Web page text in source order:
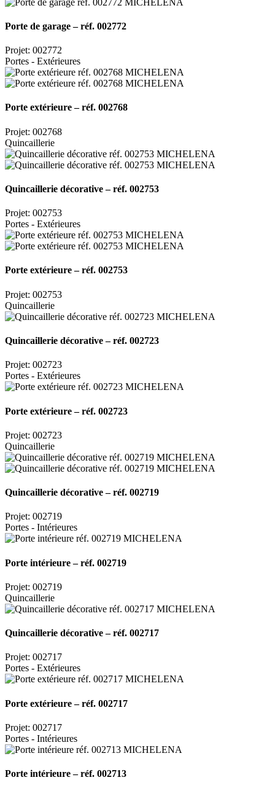
Porte de garage – réf. 002772
Projet: 002772
Portes - Extérieures
Porte extérieure – réf. 002768
Projet: 002768
Quincaillerie
Quincaillerie décorative – réf. 002753
Projet: 002753
Portes - Extérieures
Porte extérieure – réf. 002753
Projet: 002753
Quincaillerie
Quincaillerie décorative – réf. 002723
Projet: 002723
Portes - Extérieures
Porte extérieure – réf. 002723
Projet: 002723
Quincaillerie
Quincaillerie décorative – réf. 002719
Projet: 002719
Portes - Intérieures
Porte intérieure – réf. 002719
Projet: 002719
Quincaillerie
Quincaillerie décorative – réf. 002717
Projet: 002717
Portes - Extérieures
Porte extérieure – réf. 002717
Projet: 002717
Portes - Intérieures
Porte intérieure – réf. 002713